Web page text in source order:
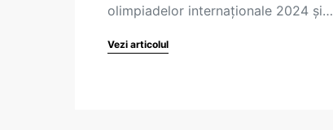
olimpiadelor internaționale 2024 și…
Vezi articolul